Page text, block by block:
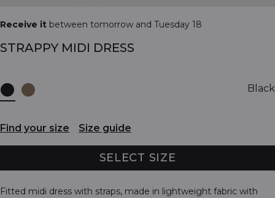
Receive it between tomorrow and Tuesday 18
STRAPPY MIDI DRESS
Black
Find your size Size guide
SELECT SIZE
Fitted midi dress with straps, made in lightweight fabric with